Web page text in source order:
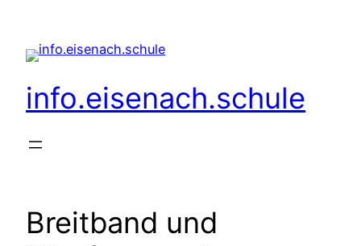
springen
info.eisenach.schule
Breitband und